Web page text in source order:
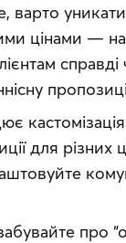
уникати
цінами —
справді
для різних
про